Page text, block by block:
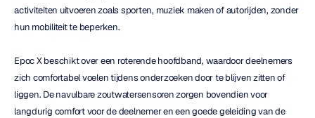
activiteiten uitvoeren zoals sporten, muziek maken of autorijden, zonder
hun mobiliteit te beperken.
Epoc X beschikt over een roterende hoofdband, waardoor deelnemers
zich comfortabel voelen tijdens onderzoeken door te blijven zitten of
liggen. De navulbare zoutwatersensoren zorgen bovendien voor
langdurig comfort voor de deelnemer en een goede geleiding van de